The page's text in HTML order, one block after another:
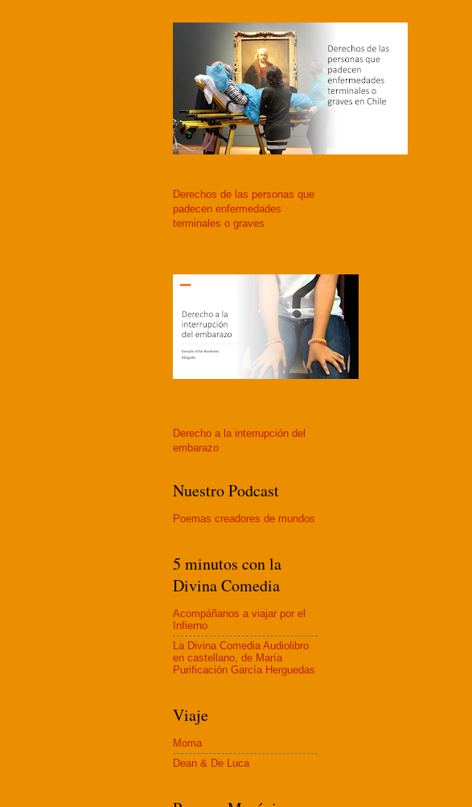
Derechos de las personas que
padecen enfermedades
terminales o graves
Derecho a la interrupción del
embarazo
Nuestro Podcast
Poemas creadores de mundos
5 minutos con la
Divina Comedia
Acompáñanos a viajar por el
Infierno
La Divina Comedia Audiolibro
en castellano, de María
Purificación García Herguedas
Viaje
Moma
Dean & De Luca